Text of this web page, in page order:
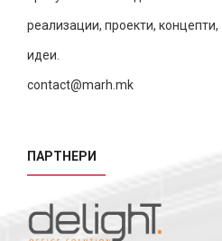
реализации, проекти, концепти,
идеи.
contact@marh.mk
ПАРТНЕРИ